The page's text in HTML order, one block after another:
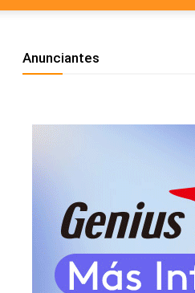
Anunciantes